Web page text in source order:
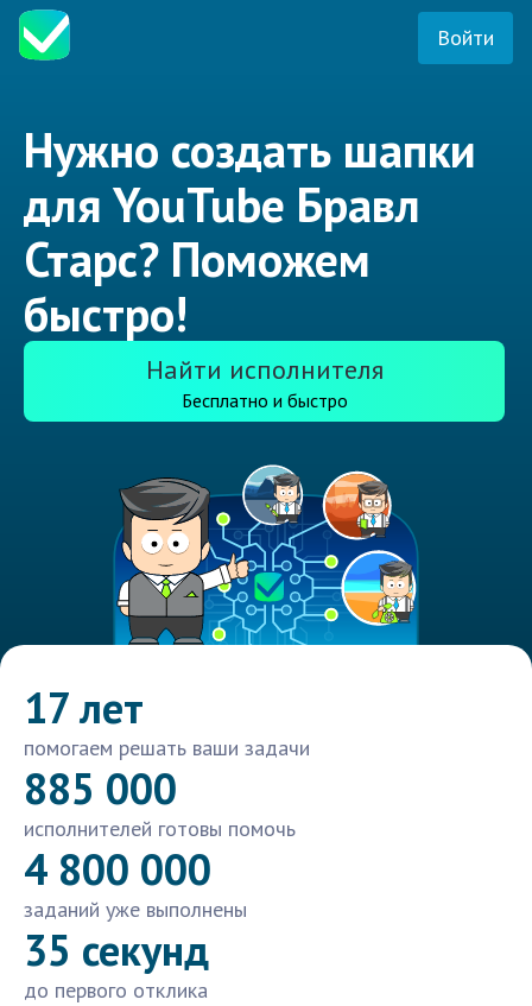
Войти
Нужно создать шапки
для YouTube Бравл
Старс? Поможем
быстро!
Найти исполнителя
Бесплатно и быстро
17 лет
помогаем решать ваши задачи
885 000
исполнителей готовы помочь
4 800 000
заданий уже выполнены
35 секунд
до первого отклика